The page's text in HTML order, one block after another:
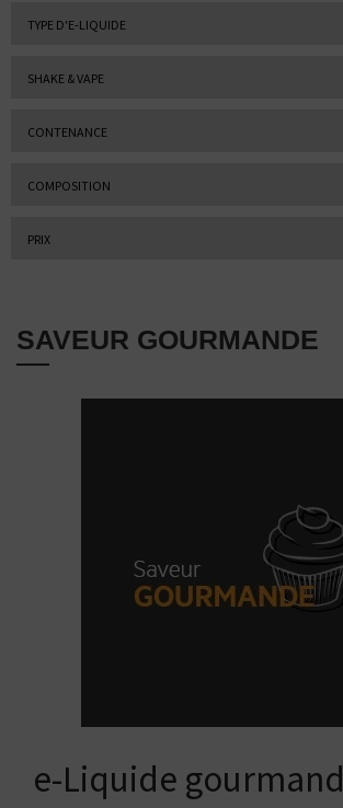
TYPE D'E-LIQUIDE
SHAKE & VAPE
CONTENANCE
COMPOSITION
PRIX
SAVEUR GOURMANDE
e-Liquide gourmand